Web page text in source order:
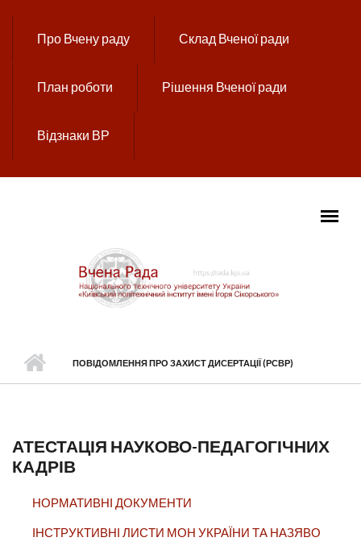
Про Вчену раду Склад Вченої ради
План роботи Рішення Вченої ради
Відзнаки ВР
ГОЛОВНЕ МЕНЮ
ПОВІДОМЛЕННЯ ПРО ЗАХИСТ ДИСЕРТАЦІЇ (РСВР)
АТЕСТАЦІЯ НАУКОВО-ПЕДАГОГІЧНИХ
КАДРІВ
НОРМАТИВНІ ДОКУМЕНТИ
ІНСТРУКТИВНІ ЛИСТИ МОН УКРАЇНИ ТА НАЗЯВО